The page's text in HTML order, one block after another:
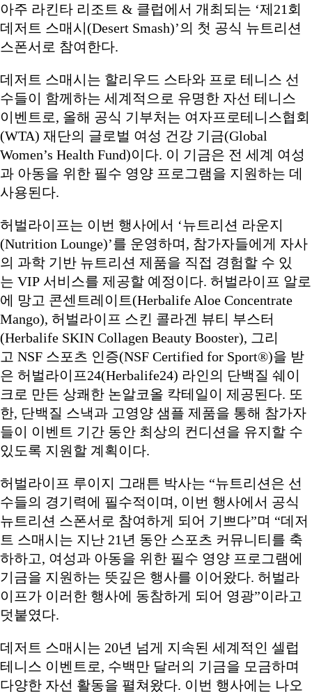
아주 라킨타 리조트 & 클럽에서 개최되는 ‘제21회
데저트 스매시(Desert Smash)’의 첫 공식 뉴트리션
스폰서로 참여한다.
데저트 스매시는 할리우드 스타와 프로 테니스 선
수들이 함께하는 세계적으로 유명한 자선 테니스
이벤트로, 올해 공식 기부처는 여자프로테니스협회
(WTA) 재단의 글로벌 여성 건강 기금(Global
Women’s Health Fund)이다. 이 기금은 전 세계 여성
과 아동을 위한 필수 영양 프로그램을 지원하는 데
사용된다.
허벌라이프는 이번 행사에서 ‘뉴트리션 라운지
(Nutrition Lounge)’를 운영하며, 참가자들에게 자사
의 과학 기반 뉴트리션 제품을 직접 경험할 수 있
는 VIP 서비스를 제공할 예정이다. 허벌라이프 알로
에 망고 콘센트레이트(Herbalife Aloe Concentrate
Mango), 허벌라이프 스킨 콜라겐 뷰티 부스터
(Herbalife SKIN Collagen Beauty Booster), 그리
고 NSF 스포츠 인증(NSF Certified for Sport®)을 받
은 허벌라이프24(Herbalife24) 라인의 단백질 쉐이
크로 만든 상쾌한 논알코올 칵테일이 제공된다. 또
한, 단백질 스낵과 고영양 샘플 제품을 통해 참가자
들이 이벤트 기간 동안 최상의 컨디션을 유지할 수
있도록 지원할 계획이다.
허벌라이프 루이지 그래튼 박사는 “뉴트리션은 선
수들의 경기력에 필수적이며, 이번 행사에서 공식
뉴트리션 스폰서로 참여하게 되어 기쁘다”며 “데저
트 스매시는 지난 21년 동안 스포츠 커뮤니티를 축
하하고, 여성과 아동을 위한 필수 영양 프로그램에
기금을 지원하는 뜻깊은 행사를 이어왔다. 허벌라
이프가 이러한 행사에 동참하게 되어 영광”이라고
덧붙였다.
데저트 스매시는 20년 넘게 지속된 세계적인 셀럽
테니스 이벤트로, 수백만 달러의 기금을 모금하며
다양한 자선 활동을 펼쳐왔다. 이번 행사에는 나오